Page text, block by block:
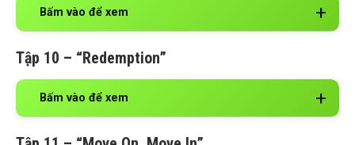
Bấm vào để xem
Tập 10 – “Redemption”
Bấm vào để xem